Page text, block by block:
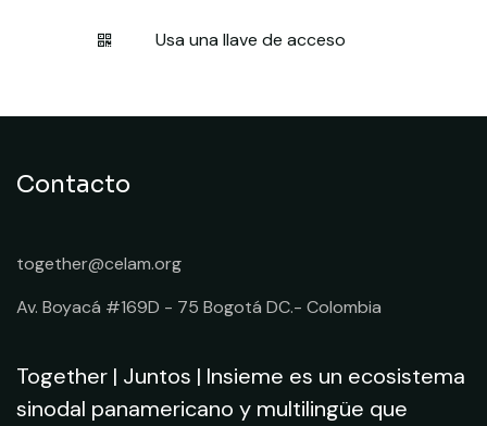
Usa una llave de acceso
Contacto
together@celam.org
Av. Boyacá #169D - 75 Bogotá DC.- Colombia
Together | Juntos | Insieme es un ecosistema
sinodal panamericano y multilingüe que